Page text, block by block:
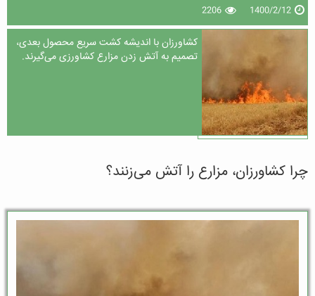
1400/2/12
2206
کشاورزان با اندیشه کشت سریع محصول بعدی،
تصمیم به آتش زدن مزارع کشاورزی می‌گیرند.
چرا کشاورزان، مزارع را آتش می‌زنند؟